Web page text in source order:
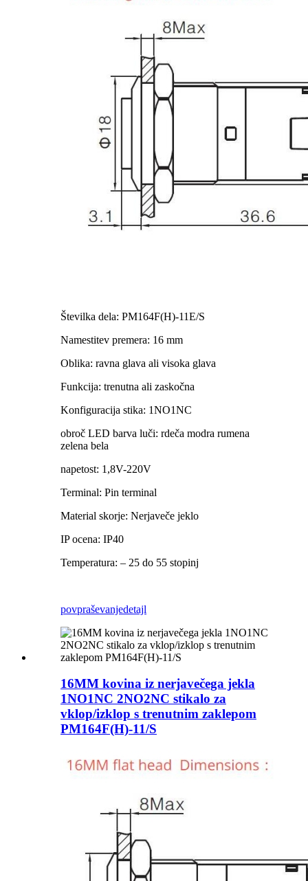
Številka dela: PM164F(H)-11E/S
Namestitev premera: 16 mm
Oblika: ravna glava ali visoka glava
Funkcija: trenutna ali zaskočna
Konfiguracija stika: 1NO1NC
obroč LED barva luči: rdeča modra rumena
zelena bela
napetost: 1,8V-220V
Terminal: Pin terminal
Material skorje: Nerjaveče jeklo
IP ocena: IP40
Temperatura: – 25 do 55 stopinj
povpraševanjedetajl
16MM kovina iz nerjavečega jekla
1NO1NC 2NO2NC stikalo za
vklop/izklop s trenutnim zaklepom
PM164F(H)-11/S